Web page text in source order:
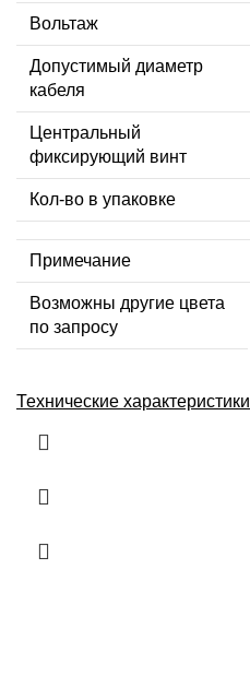
Вольтаж
Допустимый диаметр
кабеля
Центральный
фиксирующий винт
Кол-во в упаковке
Примечание
Возможны другие цвета
по запросу
Технические характеристики